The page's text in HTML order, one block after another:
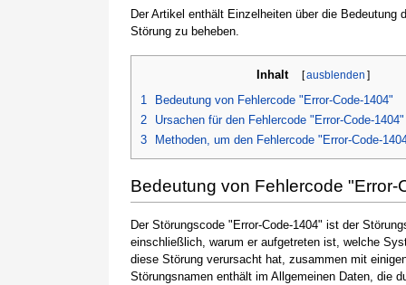
Der Artikel enthält Einzelheiten über die
Störung zu beheben.
Inhalt [ausblenden ]
1
Bedeutung von Fehlercode "Error-Code-1404"
2
Ursachen für den Fehlercode "Error-Code-1404"
3
Methoden, um den Fehlercode "Error-Code-
Bedeutung von Fehlercode "Error-
Der Störungscode "Error-Code-1404" ist der
einschließlich, warum er aufgetreten ist, welche
diese Störung verursacht hat, zusammen mit
Störungsnamen enthält im Allgemeinen Daten, die